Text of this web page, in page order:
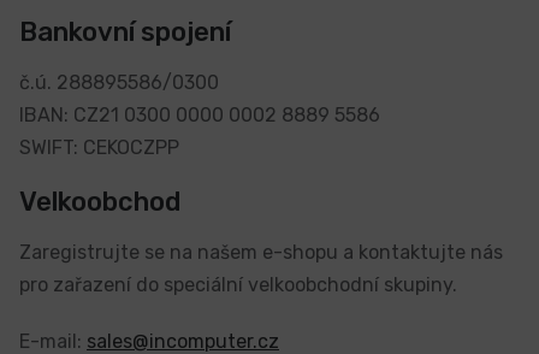
Bankovní spojení
č.ú. 288895586/0300
IBAN: CZ21 0300 0000 0002 8889 5586
SWIFT: CEKOCZPP
Velkoobchod
Zaregistrujte se na našem e-shopu a kontaktujte nás
pro zařazení do speciální velkoobchodní skupiny.
E-mail: sales@incomputer.cz